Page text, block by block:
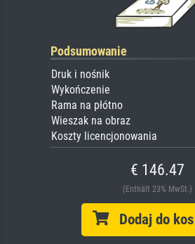
Podsumowanie
Druk i nośnik
Wykończenie
Rama na płótno
Wieszak na obraz
Koszty licencjonowania
€ 146.47
(Enthält 23% MwSt.)
Dodaj do